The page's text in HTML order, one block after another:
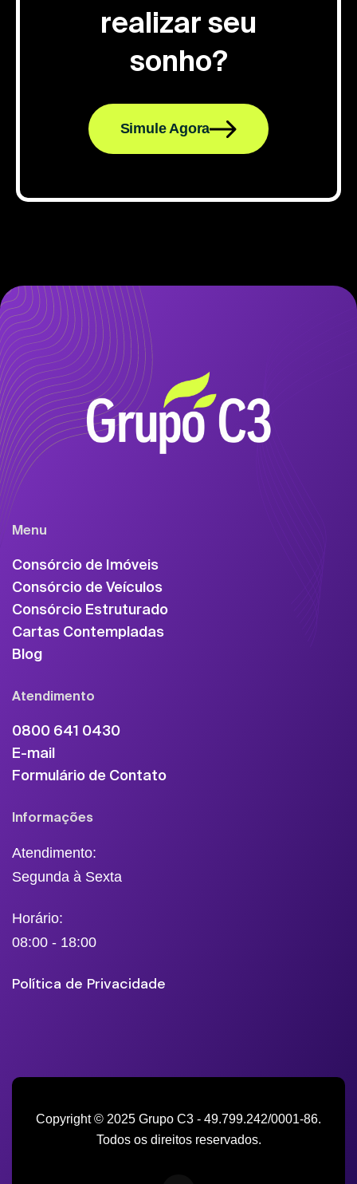
realizar seu
sonho?
Simule Agora
Menu
Consórcio de Imóveis
Consórcio de Veículos
Consórcio Estruturado
Cartas Contempladas
Blog
Atendimento
0800 641 0430
E-mail
Formulário de Contato
Informações
Atendimento:
Segunda à Sexta
Horário:
08:00 - 18:00
Política de Privacidade
Copyright © 2025 Grupo C3 - 49.799.242/0001-86.
Todos os direitos reservados.